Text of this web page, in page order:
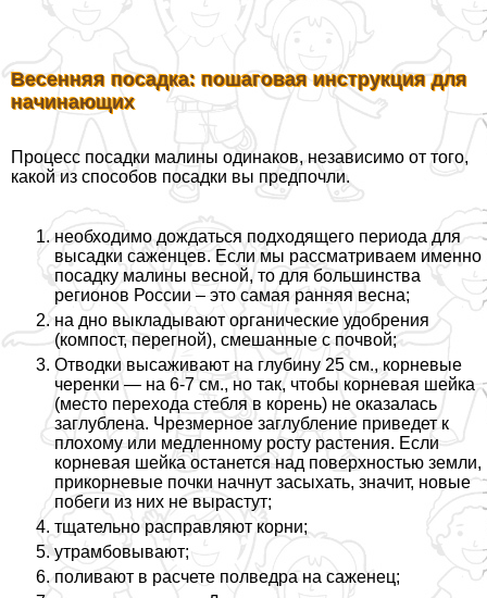
Весенняя посадка: пошаговая инструкция для
начинающих
Процесс посадки малины одинаков, независимо от того,
какой из способов посадки вы предпочли.
необходимо дождаться подходящего периода для
высадки саженцев. Если мы рассматриваем именно
посадку малины весной, то для большинства
регионов России – это самая ранняя весна;
на дно выкладывают органические удобрения
(компост, перегной), смешанные с почвой;
Отводки высаживают на глубину 25 см., корневые
черенки — на 6-7 см., но так, чтобы корневая шейка
(место перехода стeбля в корень) не оказалась
заглублена. Чрезмерное заглубление приведет к
плохому или медленному росту растения. Если
корневая шейка останется над поверхностью земли,
прикорневые почки начнут засыхать, значит, новые
побеги из них не вырастут;
тщательно расправляют корни;
утрамбовывают;
поливают в расчете полведра на саженец;